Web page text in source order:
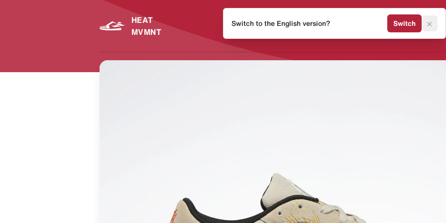
HEAT
MVMNT
Release Kalender Sneaker
Switch to the English version? Switch ×